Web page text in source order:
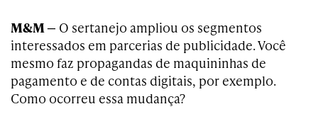
M&M — O sertanejo ampliou os segmentos
interessados em parcerias de publicidade. Você
mesmo faz propagandas de maquininhas de
pagamento e de contas digitais, por exemplo.
Como ocorreu essa mudança?